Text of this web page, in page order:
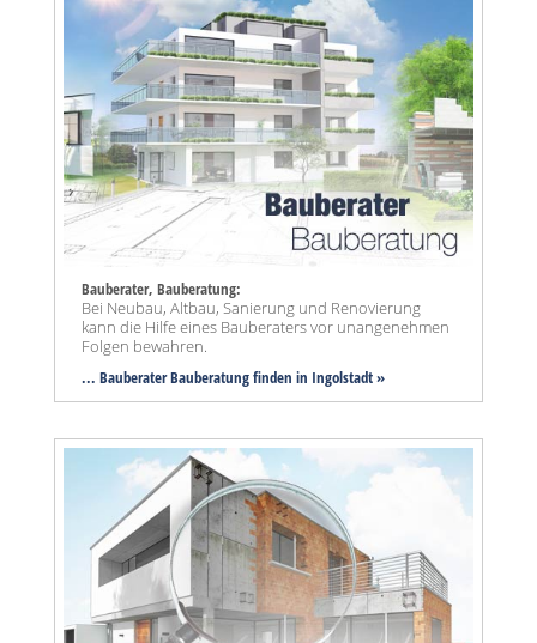
Bauberater, Bauberatung:
Bei Neubau, Altbau, Sanierung und Renovierung
kann die Hilfe eines Bauberaters vor unangenehmen
Folgen bewahren.
... Bauberater Bauberatung finden in Ingolstadt »